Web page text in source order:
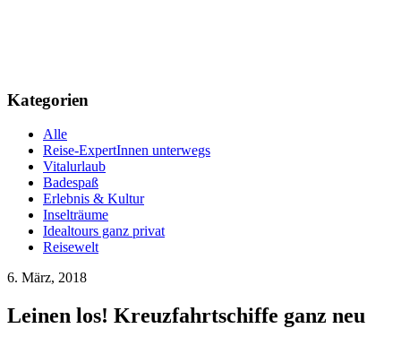
Kategorien
Alle
Reise-ExpertInnen unterwegs
Vitalurlaub
Badespaß
Erlebnis & Kultur
Inselträume
Idealtours ganz privat
Reisewelt
6. März, 2018
Leinen los! Kreuzfahrtschiffe ganz neu